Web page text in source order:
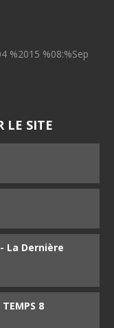
%2015 %08:%Sep
LE SITE
- La Dernière
8